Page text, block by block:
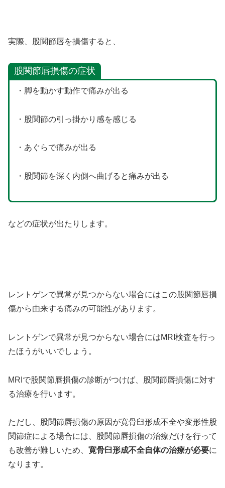
実際、股関節唇を損傷すると、
股関節唇損傷の症状
・脚を動かす動作で痛みが出る
・股関節の引っ掛かり感を感じる
・あぐらで痛みが出る
・股関節を深く内側へ曲げると痛みが出る
などの症状が出たりします。
レントゲンで異常が見つからない場合にはこの股関節唇損
傷から由来する痛みの可能性があります。
レントゲンで異常が見つからない場合にはMRI検査を行っ
たほうがいいでしょう。
MRIで股関節唇損傷の診断がつけば、股関節唇損傷に対す
る治療を行います。
ただし、股関節唇損傷の原因が寛骨臼形成不全や変形性股
関節症による場合には、股関節唇損傷の治療だけを行って
も改善が難しいため、 寛骨臼形成不全自体の治療が必要に
なります。